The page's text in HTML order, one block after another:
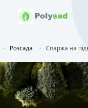
Розсада Спаржа на